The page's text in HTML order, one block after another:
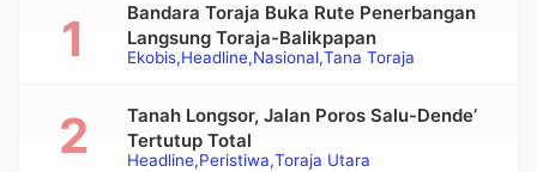
Ekobis Headline Nasional Tana Toraja
Bandara Toraja Buka Rute Penerbangan
Langsung Toraja-Balikpapan
Headline Peristiwa Toraja Utara
Tanah Longsor, Jalan Poros Salu-Dende’
Tertutup Total